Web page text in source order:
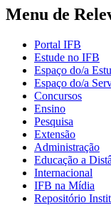
Menu de
Portal IFB
Estude no IFB
Espaço do/a
Espaço do/a
Concursos
Ensino
Pesquisa
Extensão
Administração
Educação a
Internacional
IFB na Mídia
Repositório